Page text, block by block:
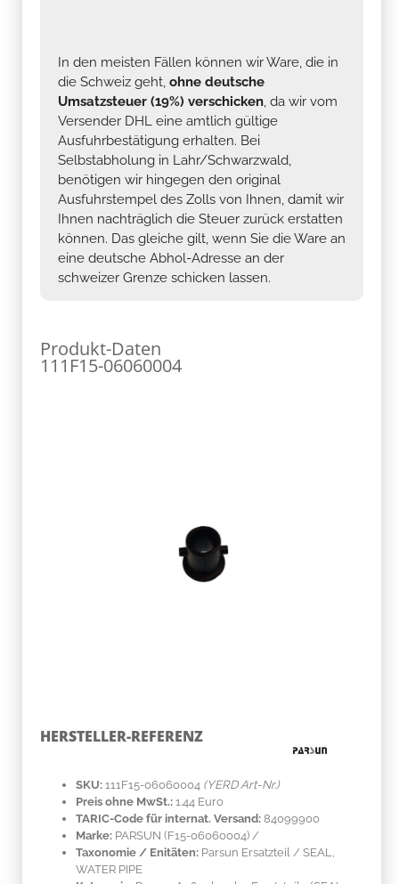
In den meisten Fällen können wir Ware, die in
die Schweiz geht, ohne deutsche
Umsatzsteuer (19%) verschicken, da wir vom
Versender DHL eine amtlich gültige
Ausfuhrbestätigung erhalten. Bei
Selbstabholung in Lahr/Schwarzwald,
benötigen wir hingegen den original
Ausfuhrstempel des Zolls von Ihnen, damit wir
Ihnen nachträglich die Steuer zurück erstatten
können. Das gleiche gilt, wenn Sie die Ware an
eine deutsche Abhol-Adresse an der
schweizer Grenze schicken lassen.
Produkt-Daten
111F15-06060004
HERSTELLER-REFERENZ
SKU: 111F15-06060004 (YERD Art-Nr.)
Preis ohne MwSt.: 1.44 Euro
TARIC-Code für internat. Versand: 84099900
Marke: PARSUN (F15-06060004) /
Taxonomie / Enitäten: Parsun Ersatzteil / SEAL,
WATER PIPE